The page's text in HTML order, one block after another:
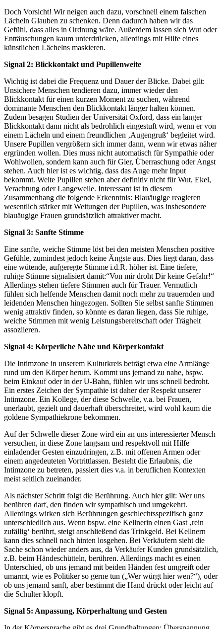
Doch Vorsicht! Wir neigen auch dazu, vorschnell einem falschen
Lächeln Glauben zu schenken. Denn dadurch haben wir das
Gefühl, dass alles in Ordnung wäre. Außerdem lassen sich Wut oder
Enttäuschungen kaum unterdrücken, allerdings mit Hilfe eines
künstlichen Lächelns maskieren.
Signal 2: Blickkontakt und Pupillenweite
Wichtig ist dabei die Frequenz und Dauer der Blicke. Dabei gilt:
Unsichere Menschen tendieren dazu, immer wieder den
Blickkontakt für einen kurzen Moment zu suchen, während
dominante Menschen den Blickkontakt länger halten können.
Zudem besagen Studien der Universität Oxford, dass ein langer
Blickkontakt dann nicht als bedrohlich eingestuft wird, wenn er von
einem Lächeln und einem freundlichen ‚Augengruß‘ begleitet wird.
Unsere Pupillen vergrößern sich immer dann, wenn wir etwas näher
ergründen wollen. Dies muss nicht automatisch für Sympathie oder
Wohlwollen, sondern kann auch für Gier, Überraschung oder Angst
stehen. Auch hier ist es wichtig, dass das Auge mehr Input
bekommt. Weite Pupillen stehen aber definitiv nicht für Wut, Ekel,
Verachtung oder Langeweile. Interessant ist in diesem
Zusammenhang die folgende Erkenntnis: Blauäugige reagieren
wesentlich stärker mit Weitungen der Pupillen, was insbesondere
blauäugige Frauen grundsätzlich attraktiver macht.
Signal 3: Sanfte Stimme
Eine sanfte, weiche Stimme löst bei den meisten Menschen positive
Gefühle, zumindest jedoch keine Ängste aus. Dies liegt daran, dass
eine wütende, aufgeregte Stimme i.d.R. höher ist. Eine tiefere,
ruhige Stimme signalisiert damit:“Von mir droht Dir keine Gefahr!“
Allerdings stehen tiefere Stimmen auch für Trauer. Vermutlich
fühlen sich helfende Menschen damit noch mehr zu trauernden und
leidenden Menschen hingezogen. Sollten Sie selbst sanfte Stimmen
wenig attraktiv finden, so könnte es daran liegen, dass Sie ruhige,
weiche Stimmen mit wenig Leistungsbereitschaft oder Trägheit
assoziieren.
Signal 4: Körperliche Nähe und Körperkontakt
Die Intimzone in unserem Kulturkreis beträgt etwa eine Armlänge
rund um den Körper herum. Kommt uns jemand zu nahe, bspw.
beim Einkauf oder in der U-Bahn, fühlen wir uns schnell bedroht.
Ein erstes Zeichen der Sympathie ist daher der Respekt unserer
Intimzone. Ein Kollege, der diese Schwelle, v.a. bei Frauen,
unerlaubt, gezielt und dauerhaft überschreitet, wird wohl kaum die
goldene Sympathiekrone bekommen.
Auf der Schwelle dieser Zone wird ein an uns interessierter Mensch
versuchen, in diese Zone langsam und respektvoll mit Hilfe
einladender Gesten einzudringen, z.B. mit offenen Armen oder
einem angedeuteten Vortrittlassen. Besteht die Erlaubnis, die
Intimzone zu betreten, passiert dies v.a. in beruflichen Kontexten
meist seitlich zueinander.
Als nächster Schritt folgt die Berührung. Auch hier gilt: Wer uns
berühren darf, den finden wir sympathisch und umgekehrt.
Allerdings wirken sich Berührungen geschlechtsspezifisch ganz
unterschiedlich aus. Wenn bspw. eine Kellnerin einen Gast ‚rein
zufällig‘ berührt, steigt anschließend das Trinkgeld. Bei Kellnern
kann dies schnell nach hinten losgehen. Bei Verkäufern sieht die
Sache schon wieder anders aus, da Verkäufer Kunden grundsätzlich,
z.B. beim Händeschütteln, berühren. Allerdings macht es einen
Unterschied, ob uns jemand mit beiden Händen fest umgreift oder
umarmt, wie es Politiker so gerne tun („Wer würgt hier wen?“), oder
ob uns jemand sanft, aber bestimmt die Hand drückt oder leicht auf
die Schulter klopft.
Signal 5: Anpassung, Körperhaltung und Gesten